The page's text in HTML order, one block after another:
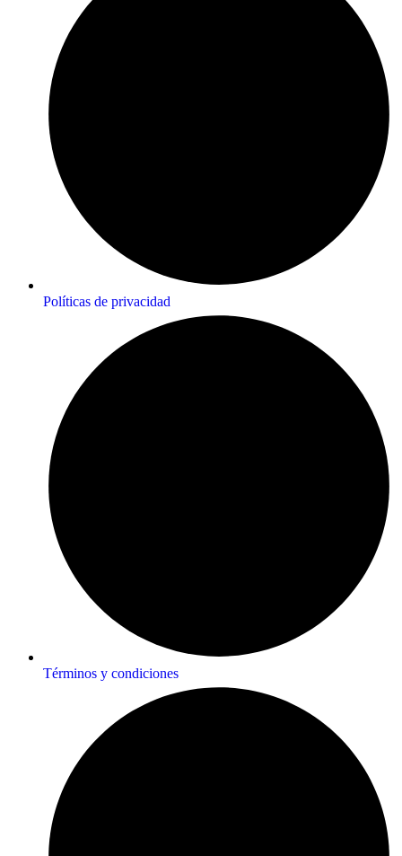
Políticas de privacidad
Términos y condiciones